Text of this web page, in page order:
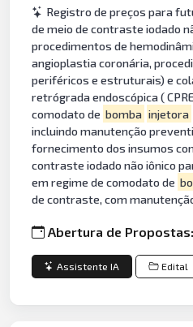
Registro de preços para
de meio de contraste iodado
procedimentos de
angioplastia coronária,
periféricos e estruturais) e
retrógrada endoscópica (
comodato de bomba injetora
incluindo manutenção
fornecimento dos insumos
contraste iodado não iônico
em regime de comodato de
de contraste, com
Abertura de
Assistente IA Edital